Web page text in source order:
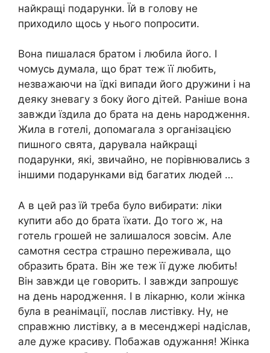
найкращі подарунки. Їй в голову не
приходило щось у нього попросити.
Вона пишалася братом і любила його. І
чомусь думала, що брат теж її любить,
незважаючи на їдкі випади його дружини і на
деяку зневагу з боку його дітей. Раніше вона
завжди їздила до брата на день народження.
Жила в готелі, допомагала з організацією
пишного свята, дарувала найкращі
подарунки, які, звичайно, не порівнювались з
іншими подарунками від багатих людей …
А в цей раз їй треба було вибирати: ліки
купити або до брата їхати. До того ж, на
готель грошей не залишалося зовсім. Але
самотня сестра страшно переживала, що
образить брата. Він же теж її дуже любить!
Він завжди це говорить. І завжди запрошує
на день народження. І в лікарню, коли жінка
була в реанімації, послав листівку. Ну, не
справжню листівку, а в месенджері надіслав,
але дуже красиву. Побажав одужання! Жінка